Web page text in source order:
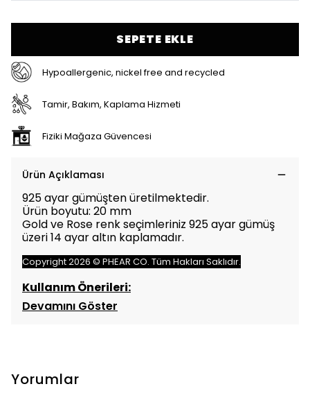
SEPETE EKLE
Hypoallergenic, nickel free and recycled
Tamir, Bakım, Kaplama Hizmeti
Fiziki Mağaza Güvencesi
Ürün Açıklaması
925 ayar gümüşten üretilmektedir.
Ürün boyutu: 20 mm
Gold ve Rose renk seçimleriniz 925 ayar gümüş
üzeri 14 ayar altın kaplamadır.
Copyright 2026 © PHEAR CO. Tüm Hakları Saklıdır.
Kullanım Önerileri:
Devamını Göster
Yorumlar